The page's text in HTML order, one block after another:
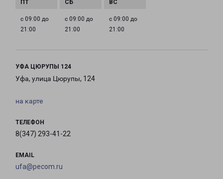
с 09:00 до
21:00
с 09:00 до
21:00
с 09:00 до
21:00
УФА ЦЮРУПЫ 124
Уфа, улица Цюрупы, 124
на карте
ТЕЛЕФОН
8(347) 293-41-22
EMAIL
ufa@pecom.ru